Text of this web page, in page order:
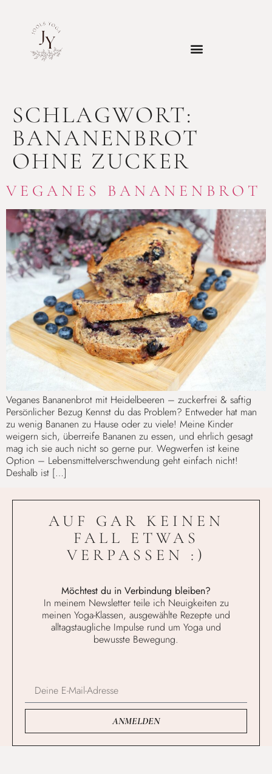
SCHLAGWORT:
BANANENBROT
OHNE ZUCKER
VEGANES BANANENBROT
Veganes Bananenbrot mit Heidelbeeren – zuckerfrei & saftig
Persönlicher Bezug Kennst du das Problem? Entweder hat man
zu wenig Bananen zu Hause oder zu viele! Meine Kinder
weigern sich, überreife Bananen zu essen, und ehrlich gesagt
mag ich sie auch nicht so gerne pur. Wegwerfen ist keine
Option – Lebensmittelverschwendung geht einfach nicht!
Deshalb ist […]
AUF GAR KEINEN
FALL ETWAS
VERPASSEN :)
Möchtest du in Verbindung bleiben?
In meinem Newsletter teile ich Neuigkeiten zu
meinen Yoga-Klassen, ausgewählte Rezepte und
alltagstaugliche Impulse rund um Yoga und
bewusste Bewegung.
ANMELDEN